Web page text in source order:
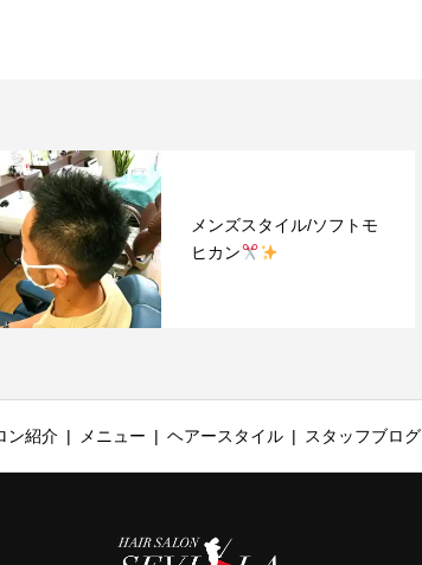
メンズスタイル/ソフトモ
ヒカン
ン紹介 メニュー ヘアースタイル スタッフブログ